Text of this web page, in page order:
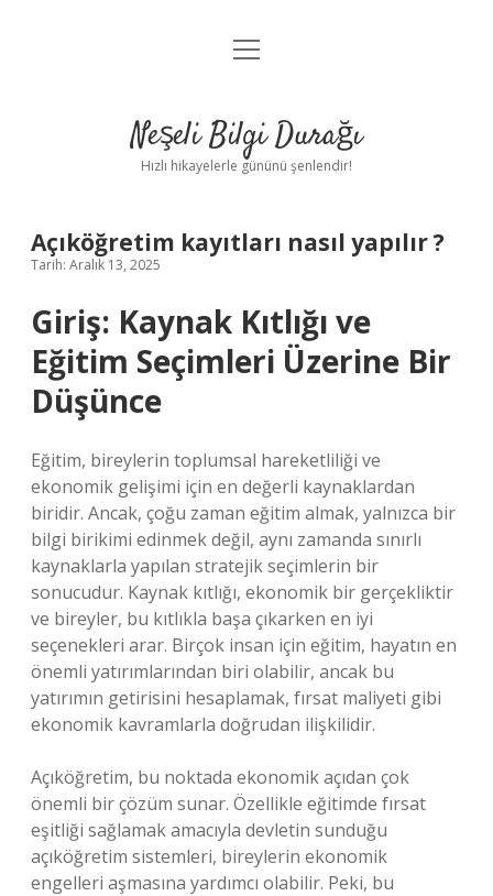
Anasayfa
Yasal Uyarı
menüyü
Neşeli Bilgi Durağı
Hızlı hikayelerle gününü şenlendir!
Açıköğretim kayıtları nasıl yapılır ?
Tarih: Aralık 13, 2025
Giriş: Kaynak Kıtlığı ve
Eğitim Seçimleri Üzerine Bir
Düşünce
Eğitim, bireylerin toplumsal hareketliliği ve
ekonomik gelişimi için en değerli kaynaklardan
biridir. Ancak, çoğu zaman eğitim almak, yalnızca bir
bilgi birikimi edinmek değil, aynı zamanda sınırlı
kaynaklarla yapılan stratejik seçimlerin bir
sonucudur. Kaynak kıtlığı, ekonomik bir gerçekliktir
ve bireyler, bu kıtlıkla başa çıkarken en iyi
seçenekleri arar. Birçok insan için eğitim, hayatın en
önemli yatırımlarından biri olabilir, ancak bu
yatırımın getirisini hesaplamak, fırsat maliyeti gibi
ekonomik kavramlarla doğrudan ilişkilidir.
Açıköğretim, bu noktada ekonomik açıdan çok
önemli bir çözüm sunar. Özellikle eğitimde fırsat
eşitliği sağlamak amacıyla devletin sunduğu
açıköğretim sistemleri, bireylerin ekonomik
engelleri aşmasına yardımcı olabilir. Peki, bu